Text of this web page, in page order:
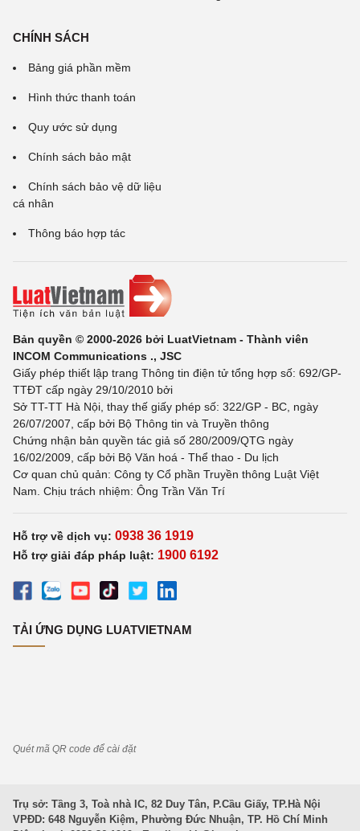
CHÍNH SÁCH
Bảng giá phần mềm
Hình thức thanh toán
Quy ước sử dụng
Chính sách bảo mật
Chính sách bảo vệ dữ liệu
cá nhân
Thông báo hợp tác
Bản quyền © 2000-2026 bởi LuatVietnam - Thành viên
INCOM Communications ., JSC
Giấy phép thiết lập trang Thông tin điện tử tổng hợp số: 692/GP-
TTĐT cấp ngày 29/10/2010 bởi
Sở TT-TT Hà Nội, thay thế giấy phép số: 322/GP - BC, ngày
26/07/2007, cấp bởi Bộ Thông tin và Truyền thông
Chứng nhận bản quyền tác giả số 280/2009/QTG ngày
16/02/2009, cấp bởi Bộ Văn hoá - Thể thao - Du lịch
Cơ quan chủ quản: Công ty Cổ phần Truyền thông Luật Việt
Nam. Chịu trách nhiệm: Ông Trần Văn Trí
Hỗ trợ về dịch vụ: 0938 36 1919
Hỗ trợ giải đáp pháp luật: 1900 6192
TẢI ỨNG DỤNG LUATVIETNAM
Quét mã QR code để cài đặt
Trụ sở: Tầng 3, Toà nhà IC, 82 Duy Tân, P.Cầu Giấy, TP.Hà Nội
VPĐD: 648 Nguyễn Kiệm, Phường Đức Nhuận, TP. Hồ Chí Minh